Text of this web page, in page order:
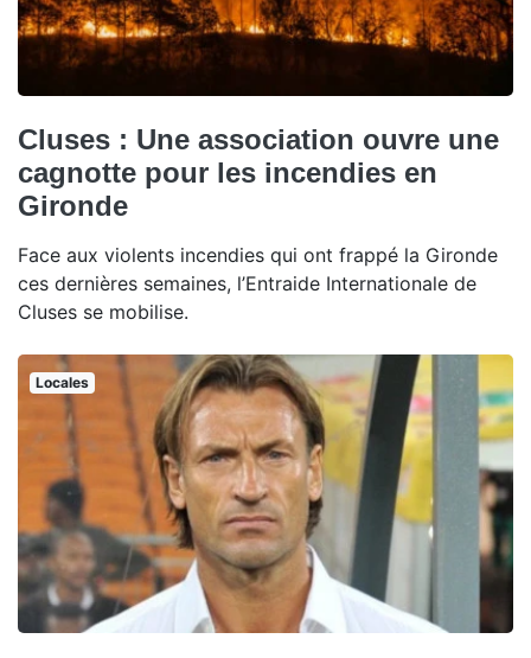
Cluses : Une association ouvre une
cagnotte pour les incendies en
Gironde
Face aux violents incendies qui ont frappé la Gironde
ces dernières semaines, l’Entraide Internationale de
Cluses se mobilise.
Locales